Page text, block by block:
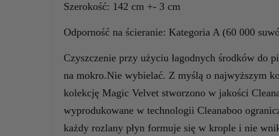
Szerokość: 142 cm +- 3 cm
Odporność na ścieranie: Kategoria A (60 000
Czyszczenie przy użyciu łagodnych środków do
na mokro.Nie wybielać. Z myślą o najwyższym
kolekcję Magic Velvet stworzono w jakości
wyprodukowane w technologii Cleanaboo
każdy rozlany płyn formuje się w krople i nie